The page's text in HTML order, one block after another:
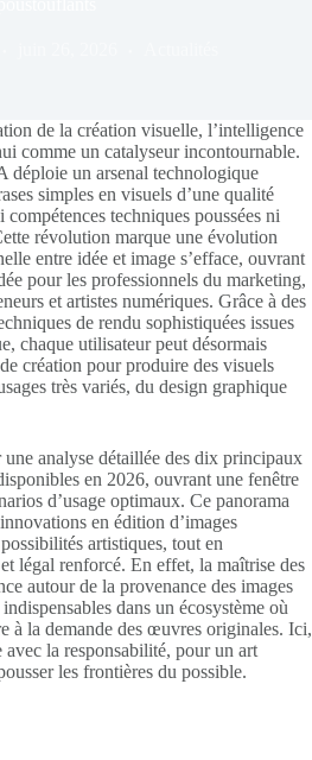
de la création visuelle, l’intelligence
comme un catalyseur incontournable.
déploie un arsenal technologique
simples en visuels d’une qualité
compétences techniques poussées ni
révolution marque une évolution
entre idée et image s’efface, ouvrant
pour les professionnels du marketing,
et artistes numériques. Grâce à des
de rendu sophistiquées issues
chaque utilisateur peut désormais
création pour produire des visuels
très variés, du design graphique
analyse détaillée des dix principaux
en 2026, ouvrant une fenêtre
d’usage optimaux. Ce panorama
en édition d’images
artistiques, tout en
légal renforcé. En effet, la maîtrise des
autour de la provenance des images
dans un écosystème où
à la demande des œuvres originales. Ici,
la responsabilité, pour un art
les frontières du possible.